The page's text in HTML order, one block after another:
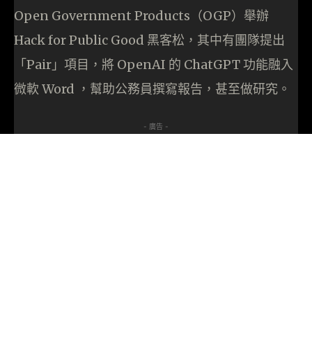
Open Government Products（OGP）舉辦
Hack for Public Good 黑客松，其中有團隊提出
「Pair」項目，將 OpenAI 的 ChatGPT 功能融入
微軟 Word ，幫助公務員撰寫報告，甚至做研究。
- 廣告 -